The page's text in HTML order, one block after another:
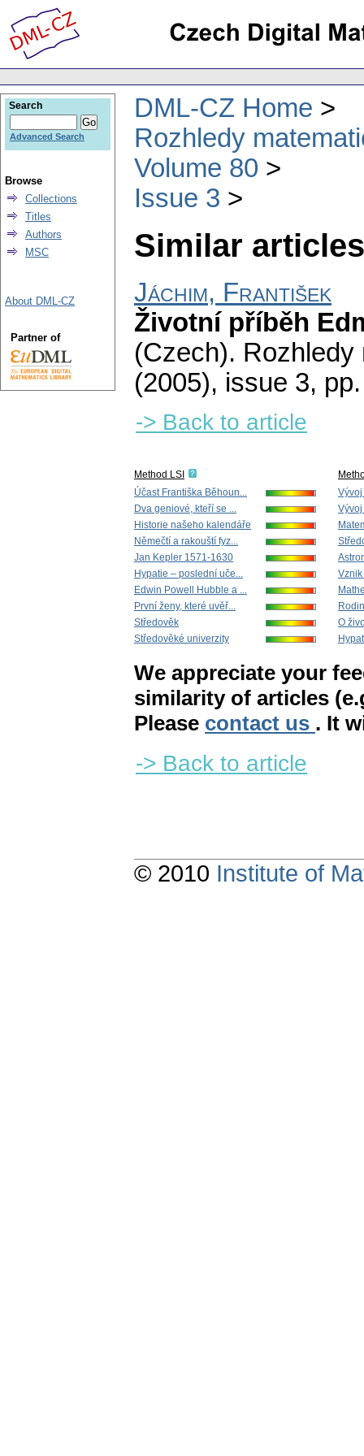
DML-CZ Home
Rozhledy
Volume 80
Issue 3
Similar
Jáchim, František
Životní příběh
(Czech). Rozhledy
(2005), issue 3,
-> Back to article
Method LSI
Účast Františka Běhoun...
Dva geniové, kteří se ...
Historie našeho kalendáře
Němečtí a rakouští fyz...
Jan Kepler 1571-1630
Hypatie – poslední uče...
Edwin Powell Hubble a ...
První ženy, které uvěř...
Středověk
Středověké univerzity
Vývoj
Vznik
O
We appreciate your
similarity of articles
Please contact us . It
-> Back to article
Search
Advanced Search
Browse
Collections
Titles
Authors
MSC
About DML-CZ
Partner of
© 2010 Institute of